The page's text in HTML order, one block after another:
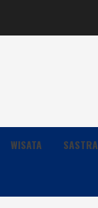
WISATA SASTRA